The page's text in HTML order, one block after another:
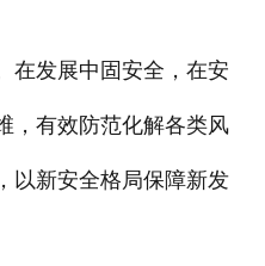
发展中固安全，在安
，有效防范化解各类风
以新安全格局保障新发